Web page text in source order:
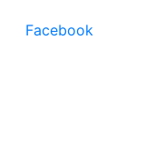
Facebook